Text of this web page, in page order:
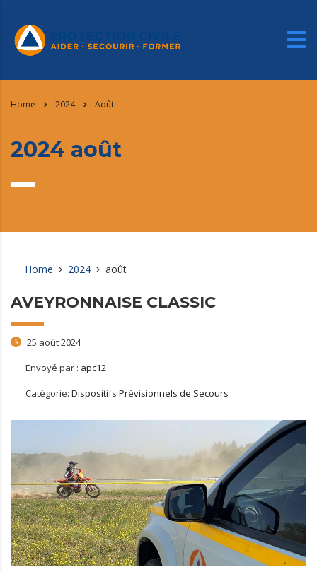
Home 2024 Août
2024 août
Home 2024 août
AVEYRONNAISE CLASSIC
25 août 2024
Envoyé par : apc12
Catégorie: Dispositifs Prévisionnels de Secours